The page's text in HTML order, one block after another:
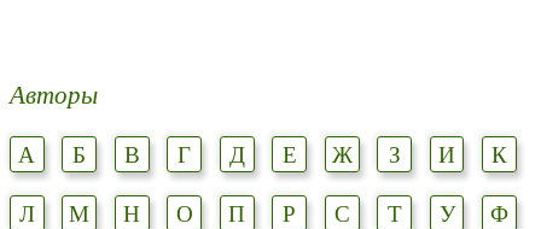
Авторы
А Б В Г Д Е Ж З И
К
Л
М Н О П Р С Т У
Ф